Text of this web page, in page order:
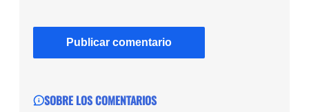
SOBRE LOS COMENTARIOS